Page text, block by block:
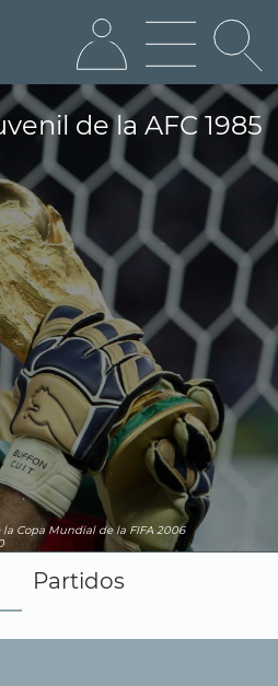
de la AFC 1985
Copa Mundial de la FIFA 2006
Partidos